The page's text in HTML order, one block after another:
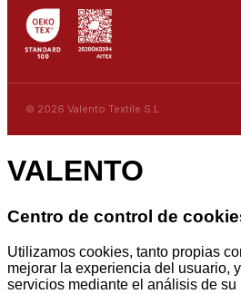
© 2026 Valento Textile S.L.
VALENTO
Centro de control de
Utilizamos cookies, tanto propias
mejorar la experiencia del usuario,
servicios mediante el análisis de su